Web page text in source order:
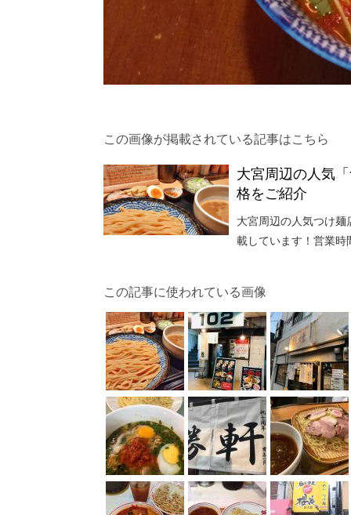
この画像が掲載されている記事はこちら
大宮周辺の人気
格をご紹介
大宮周辺の人気つけ
載しています！営業時
この記事に使われている画像